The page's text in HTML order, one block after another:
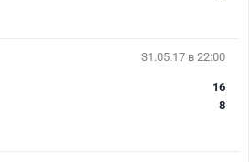
31.05.17 в 22:00
16
8